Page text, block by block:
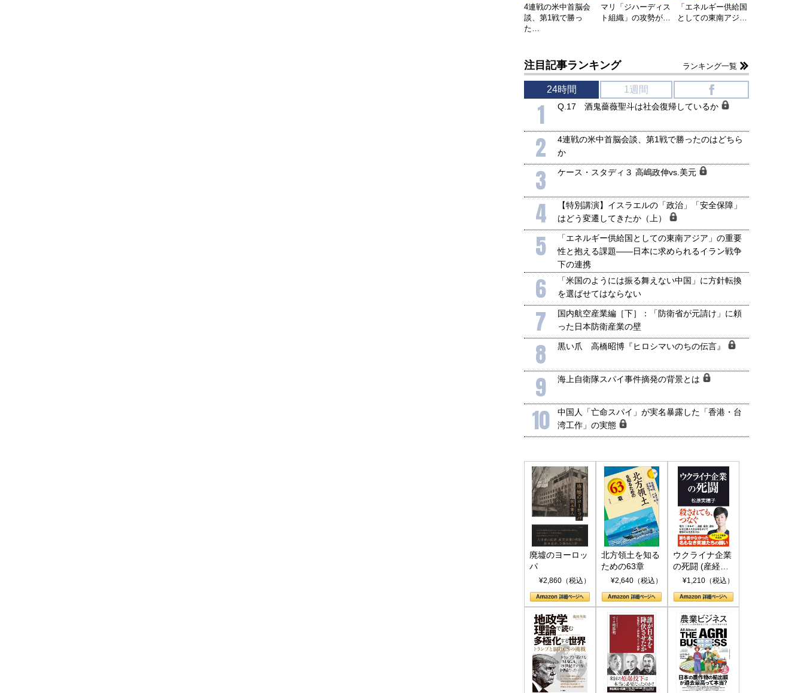
4連戦の米中首脳会
談、第1戦で勝っ
た…
マリ「ジハーディス
ト組織」の攻勢が…
「エネルギー供給国
としての東南アジ…
注目記事ランキング ランキング一覧
24時間 1週間
1 Q.17 酒鬼薔薇聖斗は社会復帰しているか
2
4連戦の米中首脳会談、第1戦で勝ったのはどちら
か
3 ケース・スタディ３ 高嶋政伸vs.美元
4
【特別講演】イスラエルの「政治」「安全保障」
はどう変遷してきたか（上）
5
「エネルギー供給国としての東南アジア」の重要
性と抱える課題――日本に求められるイラン戦争
下の連携
6
「米国のようには振る舞えない中国」に方針転換
を選ばせてはならない
7
国内航空産業編［下］：「防衛省が元請け」に頼
った日本防衛産業の壁
8 黒い爪 高橋昭博『ヒロシマいのちの伝言』
9 海上自衛隊スパイ事件摘発の背景とは
10
中国人「亡命スパイ」が実名暴露した「香港・台
湾工作」の実態
廃墟のヨーロッ
パ
¥2,860（税込）
北方領土を知る
ための63章
¥2,640（税込）
ウクライナ企業
の死闘 (産経セ
レクト S 039)
¥1,210（税込）